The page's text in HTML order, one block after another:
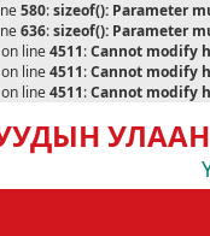
580:sizeof(): Parameter
636:sizeof(): Parameter
on line4511:Cannot modify
on line4511:Cannot modify
on line4511:Cannot modify